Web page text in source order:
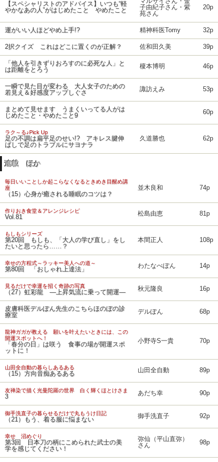
【スペシャリストのアドバイス】いつも“軽
やかなあの人”がはじめたこと やめたこと
子由紀子さん・紫
苑さん
20p
運がいい人ほどやめ上手!? 精神科医Tomy 32p
2択クイズ これはどこに置くのが正解？ 佐和田久美 39p
「他人を引きずりおろすのに必死な人」と
は距離をとろう
榎本博明 46p
一瞬で見た目が変わる 大人女子のための
若見え＆好感度アップしぐさ
諏訪えみ 53p
まとめて見せます うまくいってる人がは
じめたこと・やめたこと9
60p
ラク～る♪Pick Up
足の不調は扁平足のせい!? アキレス腱伸
ばしで足のトラブルにサヨナラ
久道勝也 62p
連載 ほか
毎日いいことしか起こらなくなるときめき目醒め講
座
（15）心身が癒される睡眠のコツは？
並木良和 74p
作りおき食堂＆アレンジレシピ
Vol.81 松島由恵 81p
もしもシリーズ
第20回 もしも、「大人の学び直し」をし
たいと思ったら……？
本間正人 108p
幸せの方程式～ラッキー美人への道～
第80回 「おしゃれ上達法」 わたなべぽん 14p
見るだけで幸運を招く奇跡の写真
（27）虹彩龍 ―上昇気流に乗って開運― 秋元隆良 16p
皮膚科医デルぽん先生のこちらほのぼの診
療室
デルぽん 68p
龍神ガガが教える 願いを叶えたいときには、この
開運スポットへ！
「春分の日」は咲う 食事の場が開運スポ
ットに！
小野寺S一貴 70p
山田全自動の暮らしあるある
（15）方向音痴あるある 山田全自動 89p
友禅染で描く光曼陀羅の世界 白く輝くほとけさま
3 あだち幸 90p
御手洗直子の暮らせるだけで丸もうけ日記
（21）もう、着る服に悩まない 御手洗直子 92p
幸せ 沼めぐり
第3回 日本刀の柄にこめられた武士の美
学を感じてください！
弥仙（平山直弥）
さん
98p